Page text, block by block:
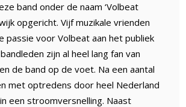
band onder de naam ‘Volbeat
opgericht. Vijf muzikale vrienden
passie voor Volbeat aan het publiek
zijn al heel lang fan van
de band op de voet. Na een aantal
met optredens door heel Nederland
een stroomversnelling. Naast